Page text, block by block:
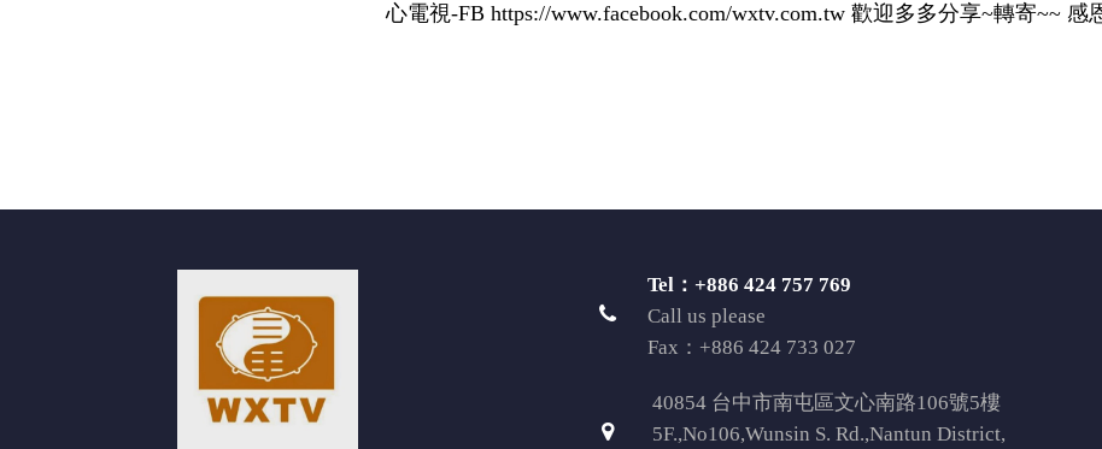
心電視-FB https://www.facebook.com/wxtv.com.tw 歡迎多多分享~轉寄~~ 感
Tel：+886 424 757 769
Call us please
Fax：+886 424 733 027
40854 台中市南屯區文心南路106號5樓
5F.,No106,Wunsin S. Rd.,Nantun District,